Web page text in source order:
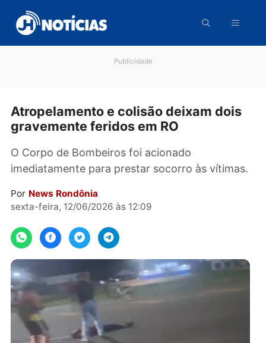
para
conteúdo
Atropelamento e colisão deixam
O Corpo de Bombeiros foi acionado
imediatamente para prestar socorro às
News Rondônia
sexta-feira, 12/06/2026 às 12:09